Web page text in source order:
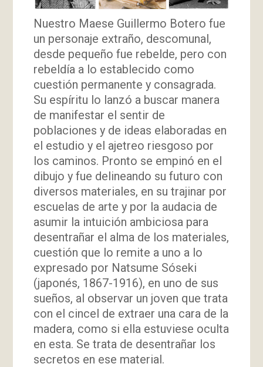
Nuestro Maese Guillermo Botero fue
un personaje extraño, descomunal,
desde pequeño fue rebelde, pero con
rebeldía a lo establecido como
cuestión permanente y consagrada.
Su espíritu lo lanzó a buscar manera
de manifestar el sentir de
poblaciones y de ideas elaboradas en
el estudio y el ajetreo riesgoso por
los caminos. Pronto se empinó en el
dibujo y fue delineando su futuro con
diversos materiales, en su trajinar por
escuelas de arte y por la audacia de
asumir la intuición ambiciosa para
desentrañar el alma de los materiales,
cuestión que lo remite a uno a lo
expresado por Natsume Sóseki
(japonés, 1867-1916), en uno de sus
sueños, al observar un joven que trata
con el cincel de extraer una cara de la
madera, como si ella estuviese oculta
en esta. Se trata de desentrañar los
secretos en ese material.